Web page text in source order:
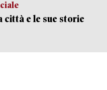
città e le sue storie